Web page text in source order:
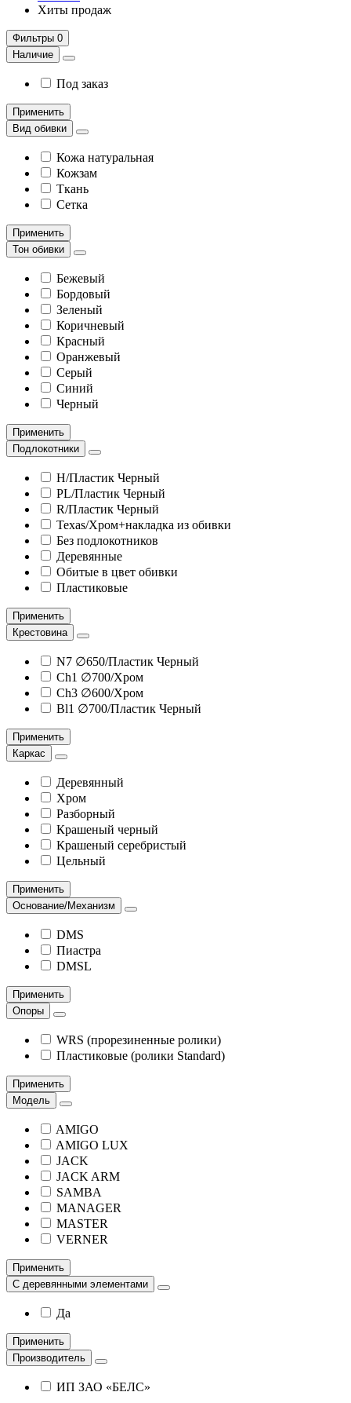
Хиты продаж
Фильтры 0
Наличие
Под заказ
Применить
Вид обивки
Кожа натуральная
Кожзам
Ткань
Сетка
Применить
Тон обивки
Бежевый
Бордовый
Зеленый
Коричневый
Красный
Оранжевый
Серый
Синий
Черный
Применить
Подлокотники
H/Пластик Черный
PL/Пластик Черный
R/Пластик Черный
Texas/Хром+накладка из обивки
Без подлокотников
Деревянные
Обитые в цвет обивки
Пластиковые
Применить
Крестовина
N7 ∅650/Пластик Черный
Ch1 ∅700/Хром
Ch3 ∅600/Хром
Bl1 ∅700/Пластик Черный
Применить
Каркас
Деревянный
Хром
Разборный
Крашеный черный
Крашеный серебристый
Цельный
Применить
Основание/Механизм
DMS
Пиастра
DMSL
Применить
Опоры
WRS (прорезиненные ролики)
Пластиковые (ролики Standard)
Применить
Модель
AMIGO
AMIGO LUX
JACK
JACK ARM
SAMBA
MANAGER
MASTER
VERNER
Применить
С деревянными элементами
Да
Применить
Производитель
ИП ЗАО «БЕЛС»